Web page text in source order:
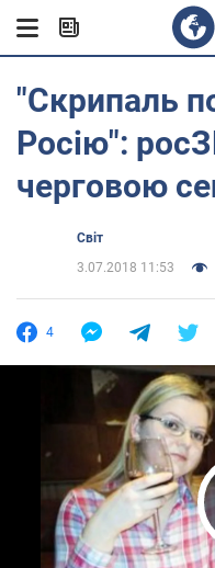
"Скрипаль
Росію":
черговою
Світ
3.07.2018 11:53
4